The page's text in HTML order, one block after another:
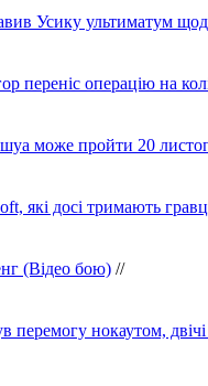
Усику ультиматум
переніс операцію на
може пройти 20
які досі тримають
(Відео бою) //
перемогу нокаутом,